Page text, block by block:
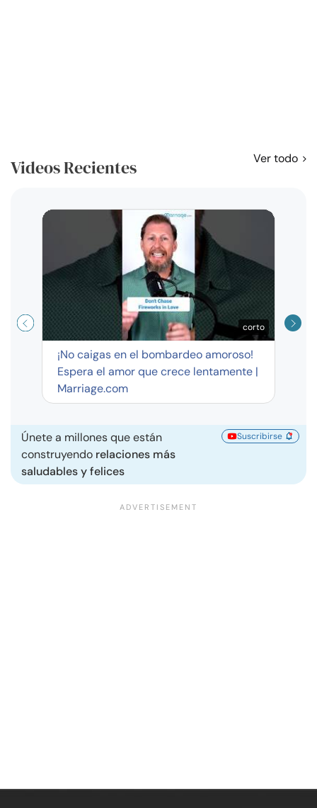
Videos Recientes Ver todo
corto
¡No caigas en el bombardeo amoroso!
Espera el amor que crece lentamente |
Marriage.com
Únete a millones que están
construyendo relaciones más
saludables y felices
Suscribirse